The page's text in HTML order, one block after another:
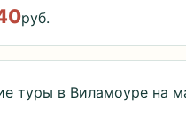
руб.
туры в Виламоуре на